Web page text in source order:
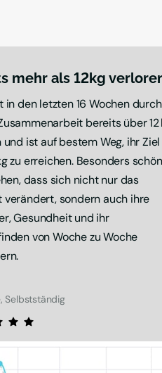
mehr als 12kg
in den letzten 16 Wochen durch
bereits über 12
und ist auf bestem Weg, ihr Ziel
zu erreichen. Besonders schön
dass sich nicht nur das
verändert, sondern auch ihre
Gesundheit und ihr
von Woche zu Woche
Selbstständig